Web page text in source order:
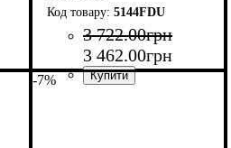
5144FDU
3 722.00грн
3 462.00грн
-7%